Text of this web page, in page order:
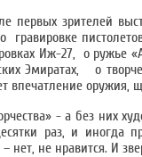
первых зрителей
гравировке
Иж-27, о ружье
Эмиратах, о
впечатление оружия,
- а без них
раз, и иногда
нет, не нравится. И